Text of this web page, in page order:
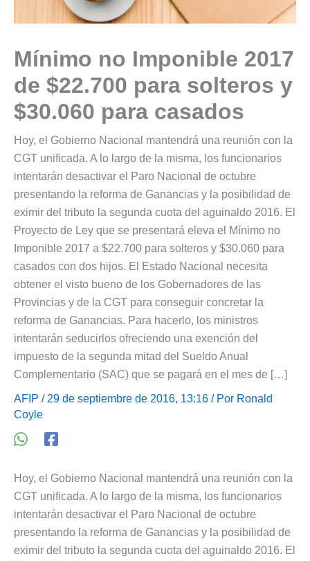
Mínimo no Imponible 2017
de $22.700 para solteros y
$30.060 para casados
Hoy, el Gobierno Nacional mantendrá una reunión con la
CGT unificada. A lo largo de la misma, los funcionarios
intentarán desactivar el Paro Nacional de octubre
presentando la reforma de Ganancias y la posibilidad de
eximir del tributo la segunda cuota del aguinaldo 2016. El
Proyecto de Ley que se presentará eleva el Mínimo no
Imponible 2017 a $22.700 para solteros y $30.060 para
casados con dos hijos. El Estado Nacional necesita
obtener el visto bueno de los Gobernadores de las
Provincias y de la CGT para conseguir concretar la
reforma de Ganancias. Para hacerlo, los ministros
intentarán seducirlos ofreciendo una exención del
impuesto de la segunda mitad del Sueldo Anual
Complementario (SAC) que se pagará en el mes de […]
AFIP / 29 de septiembre de 2016, 13:16 / Por Ronald
Coyle
Hoy, el Gobierno Nacional mantendrá una reunión con la
CGT unificada. A lo largo de la misma, los funcionarios
intentarán desactivar el Paro Nacional de octubre
presentando la reforma de Ganancias y la posibilidad de
eximir del tributo la segunda cuota del aguinaldo 2016. El